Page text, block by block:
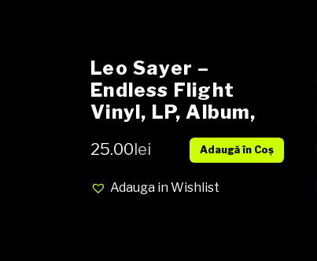
Leo Sayer –
Endless Flight
Vinyl, LP, Album,
media NM cover
NM
25.00lei Adaugă în Coș
Adauga in Wishlist